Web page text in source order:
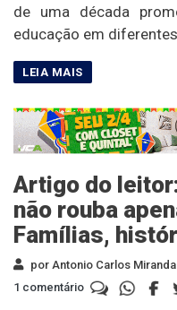
de uma década
educação em
Artigo do
não rouba
Famílias,
por Antonio Carlos
1 comentário